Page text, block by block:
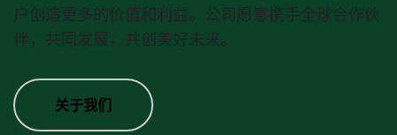
户创造更多的价值和利益。公司愿意携手全球合作伙
伴，共同发展，共创美好未来。
关于我们